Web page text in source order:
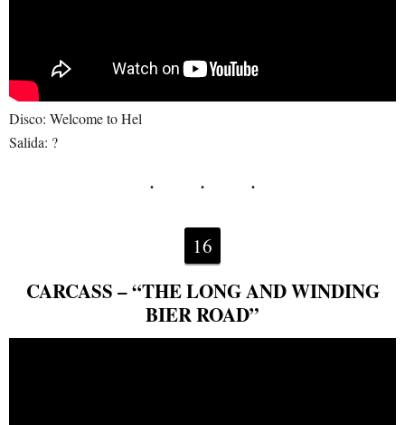
Disco: Welcome to Hel
Salida: ?
16
CARCASS – “THE LONG AND WINDING
BIER ROAD”